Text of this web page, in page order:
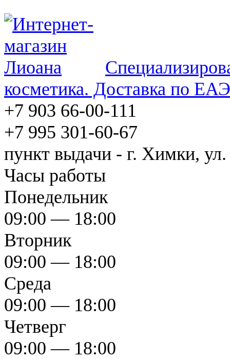
косметика. Доставка по
+7 903 66-00-111
+7 995 301-60-67
пункт выдачи - г. Химки, ул.
Часы работы
Понедельник
09:00 — 18:00
Вторник
09:00 — 18:00
Среда
09:00 — 18:00
Четверг
09:00 — 18:00